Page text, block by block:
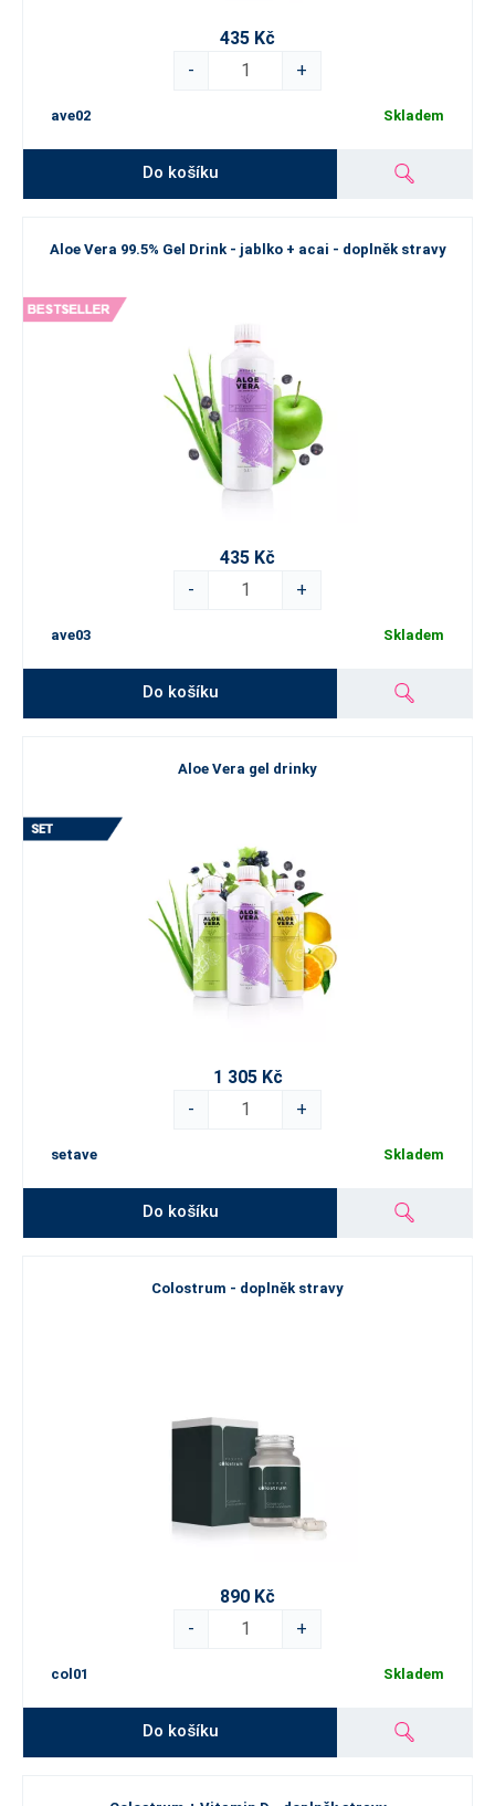
435 Kč
-
+
ave02 Skladem
Do košíku
Aloe Vera 99.5% Gel Drink - jablko + acai - doplněk stravy
435 Kč
-
+
ave03 Skladem
Do košíku
Aloe Vera gel drinky
1 305 Kč
-
+
setave Skladem
Do košíku
Colostrum - doplněk stravy
890 Kč
-
+
col01 Skladem
Do košíku